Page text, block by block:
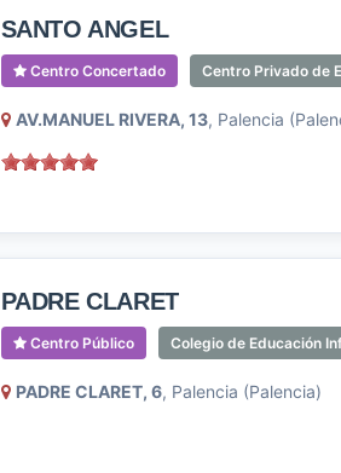
SANTO ANGEL
Centro Concertado Centro Privado de
AV.MANUEL RIVERA, 13, Palencia
PADRE CLARET
Centro Público Colegio de Educación
PADRE CLARET, 6, Palencia (Palencia)